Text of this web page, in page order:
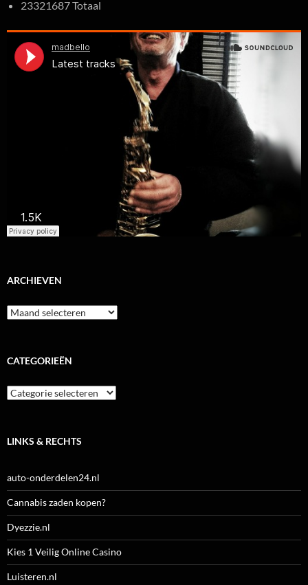
23321687 Totaal
ARCHIEVEN
Archieven
CATEGORIEËN
Categorieën
LINKS & RECHTS
auto-onderdelen24.nl
Cannabis zaden kopen?
Dyezzie.nl
Kies 1 Veilig Online Casino
Luisteren.nl